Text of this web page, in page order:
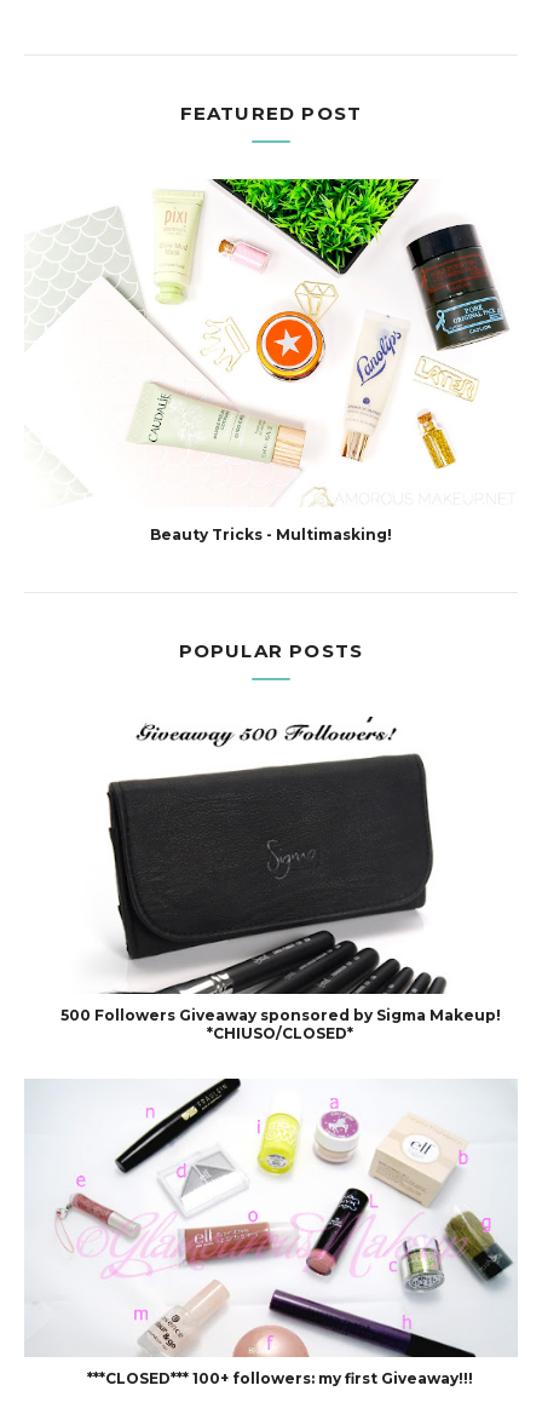
FEATURED POST
Beauty Tricks - Multimasking!
POPULAR POSTS
500 Followers Giveaway sponsored by Sigma Makeup!
*CHIUSO/CLOSED*
***CLOSED*** 100+ followers: my first Giveaway!!!